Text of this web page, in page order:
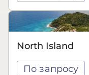
North Island
По запросу